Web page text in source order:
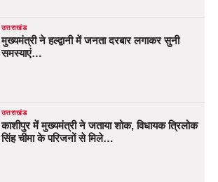
उत्तराखंड
मुख्यमंत्री ने हल्द्वानी में जनता दरबार लगाकर सुनी
समस्याएं…
उत्तराखंड
काशीपुर में मुख्यमंत्री ने जताया शोक, विधायक त्रिलोक
सिंह चीमा के परिजनों से मिले…